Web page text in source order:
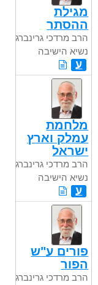
מגילת
ההסתר
הרב מרדכי גרינברג
נשיא הישיבה
ע
מלחמת
עמלק וארץ
ישראל
הרב מרדכי גרינברג
נשיא הישיבה
ע
פורים ע"ש
הפור
הרב מרדכי גרינברג